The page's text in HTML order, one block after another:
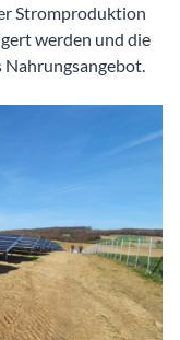
Stromproduktion
werden und die
Nahrungsangebot.